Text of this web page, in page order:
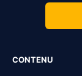
CONTENU